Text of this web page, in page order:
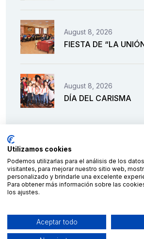
August 8, 2026
FIESTA DE “LA
August 8, 2026
DÍA DEL CARISMA
Utilizamos cookies
Podemos utilizarlas para el análisis de los
visitantes, para mejorar nuestro sitio web,
personalizado y brindarle una excelente
Para obtener más información sobre las
los ajustes.
Aceptar todo